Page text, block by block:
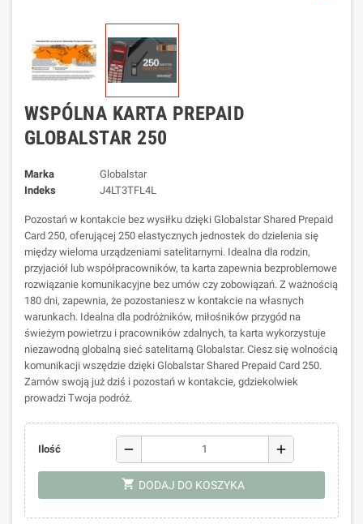
WSPÓLNA KARTA PREPAID
GLOBALSTAR 250
Marka
Globalstar
Indeks
J4LT3TFL4L
Pozostań w kontakcie bez wysiłku dzięki Globalstar Shared Prepaid
Card 250, oferującej 250 elastycznych jednostek do dzielenia się
między wieloma urządzeniami satelitarnymi. Idealna dla rodzin,
przyjaciół lub współpracowników, ta karta zapewnia bezproblemowe
rozwiązanie komunikacyjne bez umów czy zobowiązań. Z ważnością
180 dni, zapewnia, że pozostaniesz w kontakcie na własnych
warunkach. Idealna dla podróżników, miłośników przygód na
świeżym powietrzu i pracowników zdalnych, ta karta wykorzystuje
niezawodną globalną sieć satelitarną Globalstar. Ciesz się wolnością
komunikacji wszędzie dzięki Globalstar Shared Prepaid Card 250.
Zamów swoją już dziś i pozostań w kontakcie, gdziekolwiek
prowadzi Twoja podróż.
Ilość remove add
shopping_cart DODAJ DO KOSZYKA